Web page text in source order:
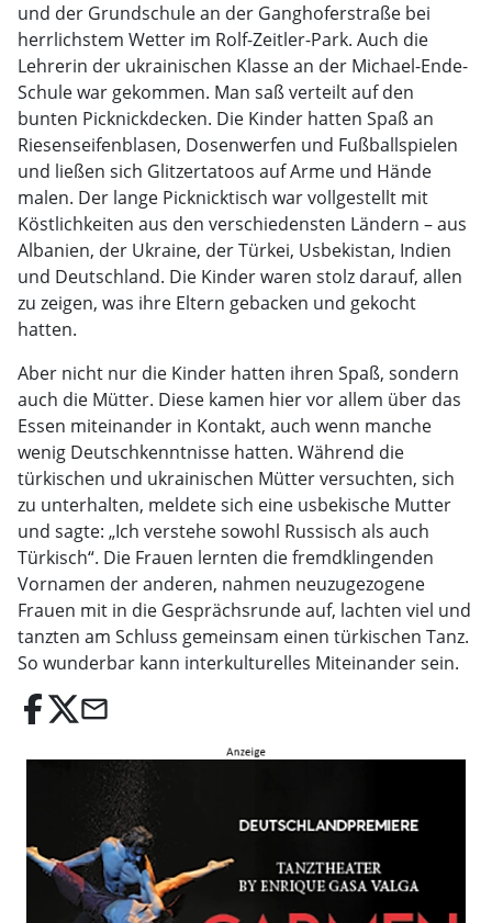
und der Grundschule an der Ganghoferstraße bei
herrlichstem Wetter im Rolf-Zeitler-Park. Auch die
Lehrerin der ukrainischen Klasse an der Michael-Ende-
Schule war gekommen. Man saß verteilt auf den
bunten Picknickdecken. Die Kinder hatten Spaß an
Riesenseifenblasen, Dosenwerfen und Fußballspielen
und ließen sich Glitzertatoos auf Arme und Hände
malen. Der lange Picknicktisch war vollgestellt mit
Köstlichkeiten aus den verschiedensten Ländern – aus
Albanien, der Ukraine, der Türkei, Usbekistan, Indien
und Deutschland. Die Kinder waren stolz darauf, allen
zu zeigen, was ihre Eltern gebacken und gekocht
hatten.
Aber nicht nur die Kinder hatten ihren Spaß, sondern
auch die Mütter. Diese kamen hier vor allem über das
Essen miteinander in Kontakt, auch wenn manche
wenig Deutschkenntnisse hatten. Während die
türkischen und ukrainischen Mütter versuchten, sich
zu unterhalten, meldete sich eine usbekische Mutter
und sagte: „Ich verstehe sowohl Russisch als auch
Türkisch“. Die Frauen lernten die fremdklingenden
Vornamen der anderen, nahmen neuzugezogene
Frauen mit in die Gesprächsrunde auf, lachten viel und
tanzten am Schluss gemeinsam einen türkischen Tanz.
So wunderbar kann interkulturelles Miteinander sein.
email